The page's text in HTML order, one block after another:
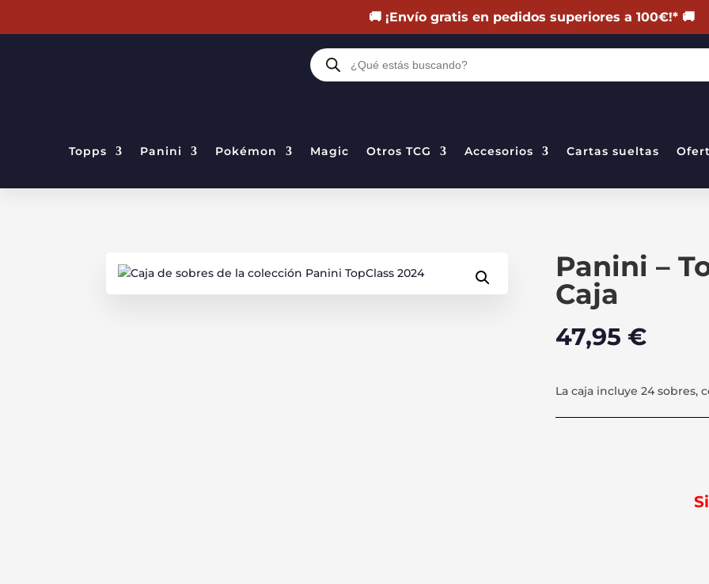
🚚 ¡Envío gratis en pedidos superiores a 100€!* 🚚
BÚSQUEDA
DE
PRODUCTOS
Topps Panini Pokémon Magic Otros TCG Accesorios Cartas sueltas
Panini –
Caja
47,95 €
La caja incluye 24 sobres,